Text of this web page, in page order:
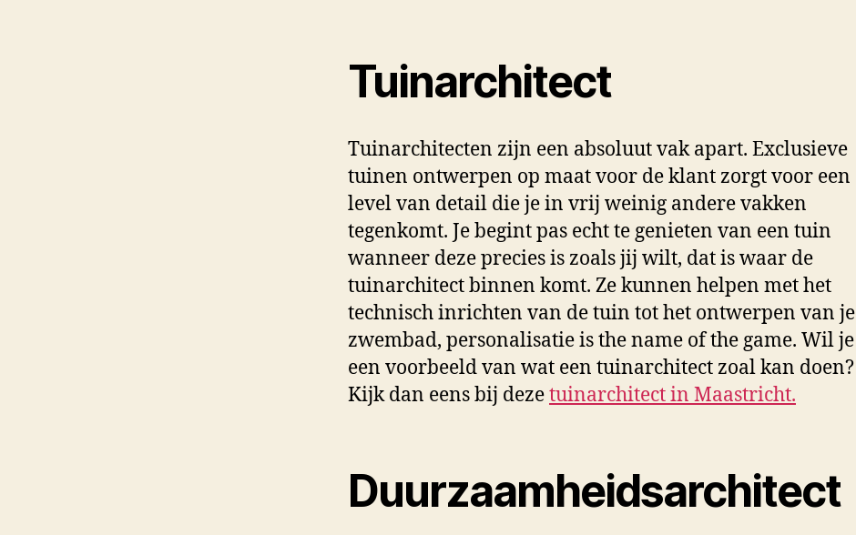
Tuinarchitect
Tuinarchitecten zijn een absoluut vak apart. Exclusieve
tuinen ontwerpen op maat voor de klant zorgt voor een
level van detail die je in vrij weinig andere vakken
tegenkomt. Je begint pas echt te genieten van een tuin
wanneer deze precies is zoals jij wilt, dat is waar de
tuinarchitect binnen komt. Ze kunnen helpen met het
technisch inrichten van de tuin tot het ontwerpen van je
zwembad, personalisatie is the name of the game. Wil je
een voorbeeld van wat een tuinarchitect zoal kan doen?
Kijk dan eens bij dezetuinarchitect in Maastricht.
Duurzaamheidsarchitect